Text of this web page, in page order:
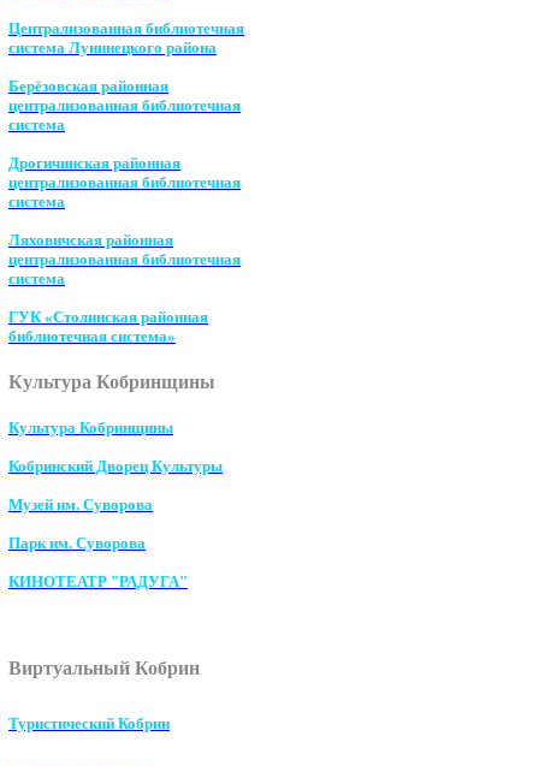
Централизованная библиотечная
система Лунинецкого района
Берёзовская районная
централизованная библиотечная
система
Дрогичинская районная
централизованная библиотечная
система
Ляховичская районная
централизованная библиотечная
система
ГУК «Столинская районная
библиотечная система»
Культура Кобринщины
Культура Кобринщины
Кобринский Дворец Культуры
Музей им. Суворова
Парк им. Суворова
КИНОТЕАТР "РАДУГА"
Виртуальный Кобрин
Туристический Кобрин